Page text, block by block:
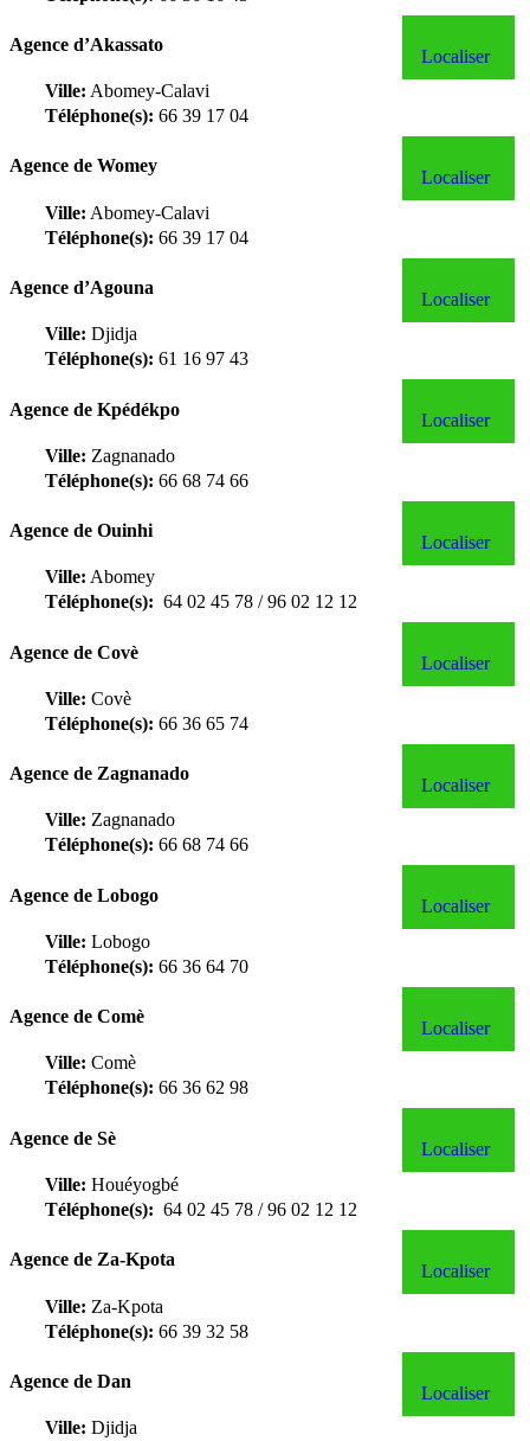
Agence d’Akassato
Ville: Abomey-Calavi
Téléphone(s): 66 39 17 04
Localiser
Agence de Womey
Ville: Abomey-Calavi
Téléphone(s): 66 39 17 04
Localiser
Agence d’Agouna
Ville: Djidja
Téléphone(s): 61 16 97 43
Localiser
Agence de Kpédékpo
Ville: Zagnanado
Téléphone(s): 66 68 74 66
Localiser
Agence de Ouinhi
Ville: Abomey
Téléphone(s): 64 02 45 78 / 96 02 12 12
Localiser
Agence de Covè
Ville: Covè
Téléphone(s): 66 36 65 74
Localiser
Agence de Zagnanado
Ville: Zagnanado
Téléphone(s): 66 68 74 66
Localiser
Agence de Lobogo
Ville: Lobogo
Téléphone(s): 66 36 64 70
Localiser
Agence de Comè
Ville: Comè
Téléphone(s): 66 36 62 98
Localiser
Agence de Sè
Ville: Houéyogbé
Téléphone(s): 64 02 45 78 / 96 02 12 12
Localiser
Agence de Za-Kpota
Ville: Za-Kpota
Téléphone(s): 66 39 32 58
Localiser
Agence de Dan
Ville: Djidja
Localiser